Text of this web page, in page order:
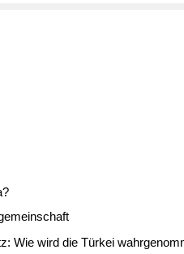
Wie wird die Türkei